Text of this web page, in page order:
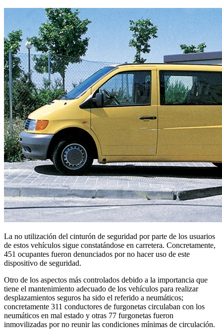
La no utilización del cinturón de seguridad por parte de los usuarios
de estos vehículos sigue constatándose en carretera. Concretamente,
451 ocupantes fueron denunciados por no hacer uso de este
dispositivo de seguridad.
Otro de los aspectos más controlados debido a la importancia que
tiene el mantenimiento adecuado de los vehículos para realizar
desplazamientos seguros ha sido el referido a neumáticos;
concretamente 311 conductores de furgonetas circulaban con los
neumáticos en mal estado y otras 77 furgonetas fueron
inmovilizadas por no reunir las condiciones mínimas de circulación.